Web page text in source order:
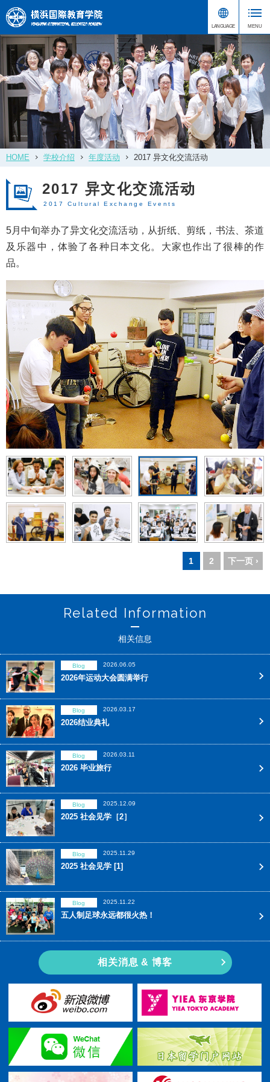
HOME 学校介绍 年度活动 2017 异文化交流活动
2017 异文化交流活动
2017 Cultural Exchange Events
5月中旬举办了异文化交流活动，从折纸、剪纸，书法、茶道
及乐器中，体验了各种日本文化。大家也作出了很棒的作
品。
1 2 下一页 ›
Related Information
相关信息
Blog 2026.06.05
2026年运动大会圆满举行
Blog 2026.03.17
2026结业典礼
Blog 2026.03.11
2026 毕业旅行
Blog 2025.12.09
2025 社会见学［2］
Blog 2025.11.29
2025 社会见学 [1]
Blog 2025.11.22
五人制足球永远都很火热！
相关消息 & 博客